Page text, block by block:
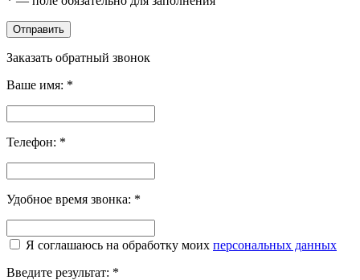
Отправить
Заказать обратный звонок
Ваше имя: *
Телефон: *
Удобное время звонка: *
Я соглашаюсь на обработку моих персональных данных
Введите результат: *